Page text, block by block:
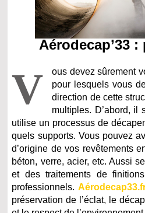
Aérodecap’33
V
ous devez sûrement
pour lesquels vous
direction de cette
multiples. D’abord, il
utilise un processus de
quels supports. Vous pouvez
d’origine de vos revêtements
béton, verre, acier, etc. Aussi
et des traitements de
professionnels.
préservation de l’éclat, le